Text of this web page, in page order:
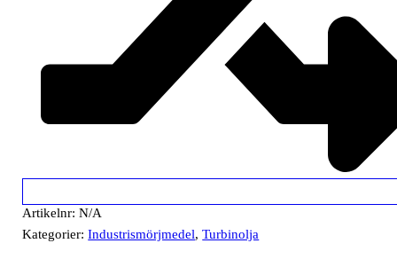
Artikelnr:N/A
Kategorier:Industrismörjmedel,Turbinolja